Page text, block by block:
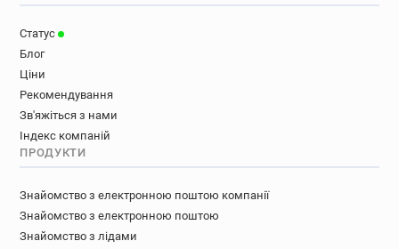
Статус
Блог
Ціни
Рекомендування
Зв'яжіться з нами
Індекс компаній
ПРОДУКТИ
Знайомство з електронною поштою компанії
Знайомство з електронною поштою
Знайомство з лідами